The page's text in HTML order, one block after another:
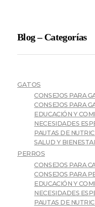
Blog – Categorías
GATOS
CONSEJOS PARA
CONSEJOS PARA
EDUCACIÓN Y
NECESIDADES
PAUTAS DE
SALUD Y
PERROS
CONSEJOS PARA
CONSEJOS PARA
EDUCACIÓN Y
NECESIDADES
PAUTAS DE